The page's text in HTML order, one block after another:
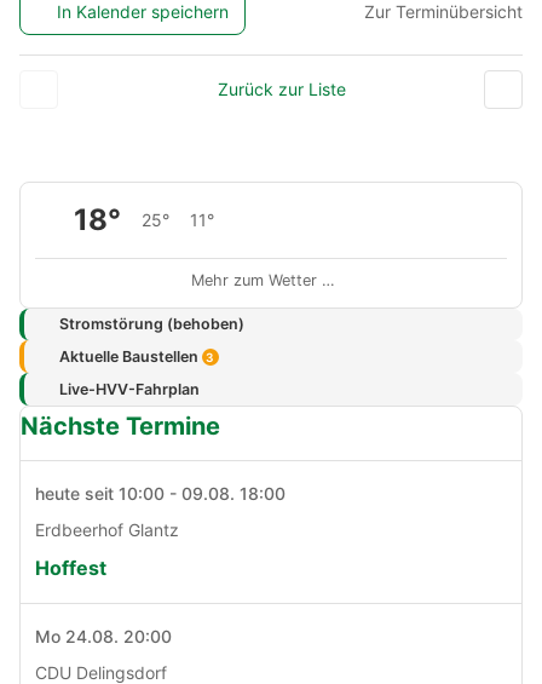
In Kalender speichern Zur Terminübersicht
Zurück zur Liste
18° 25° 11°
Mehr zum Wetter …
Stromstörung (behoben)
Aktuelle Baustellen 3
Live-HVV-Fahrplan
Nächste Termine
heute seit 10:00 - 09.08. 18:00
Erdbeerhof Glantz
Hoffest
Mo 24.08. 20:00
CDU Delingsdorf